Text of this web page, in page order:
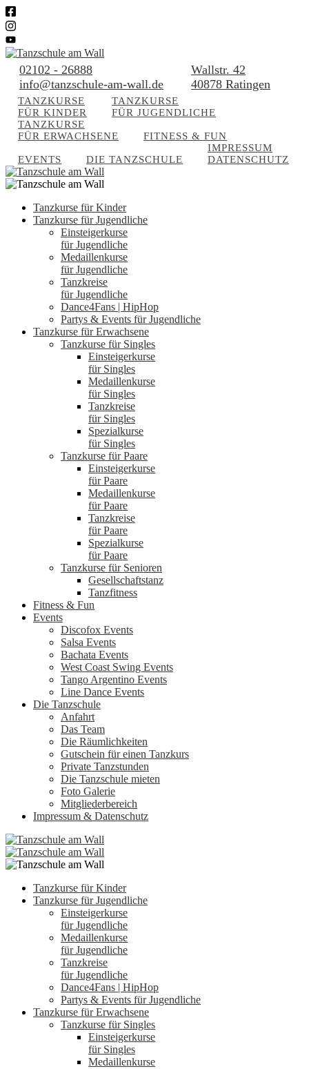
02102 - 26888
info@tanzschule-am-wall.de
Wallstr. 42
40878 Ratingen
TANZKURSE
FÜR KINDER
TANZKURSE
FÜR JUGENDLICHE
TANZKURSE
FÜR ERWACHSENE
FITNESS & FUN
EVENTS DIE TANZSCHULE
IMPRESSUM
DATENSCHUTZ
Tanzkurse für Kinder
Tanzkurse für Jugendliche
Einsteigerkurse
für Jugendliche
Medaillenkurse
für Jugendliche
Tanzkreise
für Jugendliche
Dance4Fans | HipHop
Partys & Events für Jugendliche
Tanzkurse für Erwachsene
Tanzkurse für Singles
Einsteigerkurse
für Singles
Medaillenkurse
für Singles
Tanzkreise
für Singles
Spezialkurse
für Singles
Tanzkurse für Paare
Einsteigerkurse
für Paare
Medaillenkurse
für Paare
Tanzkreise
für Paare
Spezialkurse
für Paare
Tanzkurse für Senioren
Gesellschaftstanz
Tanzfitness
Fitness & Fun
Events
Discofox Events
Salsa Events
Bachata Events
West Coast Swing Events
Tango Argentino Events
Line Dance Events
Die Tanzschule
Anfahrt
Das Team
Die Räumlichkeiten
Gutschein für einen Tanzkurs
Private Tanzstunden
Die Tanzschule mieten
Foto Galerie
Mitgliederbereich
Impressum & Datenschutz
Tanzkurse für Kinder
Tanzkurse für Jugendliche
Einsteigerkurse
für Jugendliche
Medaillenkurse
für Jugendliche
Tanzkreise
für Jugendliche
Dance4Fans | HipHop
Partys & Events für Jugendliche
Tanzkurse für Erwachsene
Tanzkurse für Singles
Einsteigerkurse
für Singles
Medaillenkurse